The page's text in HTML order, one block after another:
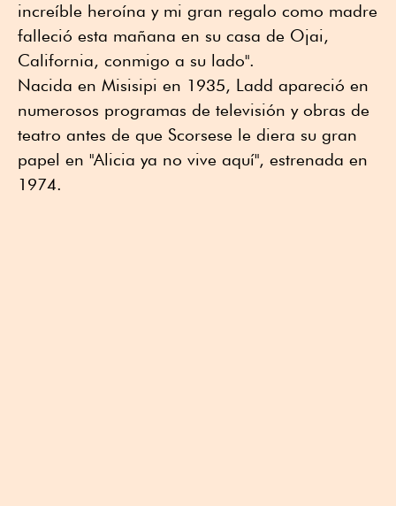
increíble heroína y mi gran regalo como madre
falleció esta mañana en su casa de Ojai,
California, conmigo a su lado".
Nacida en Misisipi en 1935, Ladd apareció en
numerosos programas de televisión y obras de
teatro antes de que Scorsese le diera su gran
papel en "Alicia ya no vive aquí", estrenada en
1974.